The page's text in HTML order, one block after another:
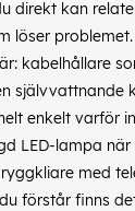
direkt kan
löser
kabelhållare
självvattnande
enkelt varför
LED-lampa när
med
förstår finns